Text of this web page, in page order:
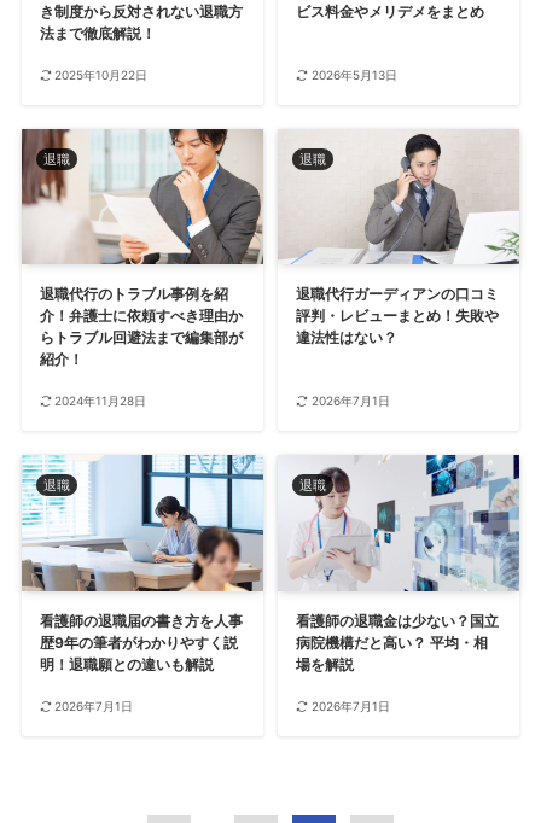
き制度から反対されない退職方
法まで徹底解説！
2025年10月22日
ビス料金やメリデメをまとめ
2026年5月13日
退職
退職代行のトラブル事例を紹
介！弁護士に依頼すべき理由か
らトラブル回避法まで編集部が
紹介！
2024年11月28日
退職
退職代行ガーディアンの口コミ
評判・レビューまとめ！失敗や
違法性はない？
2026年7月1日
退職
看護師の退職届の書き方を人事
歴9年の筆者がわかりやすく説
明！退職願との違いも解説
2026年7月1日
退職
看護師の退職金は少ない？国立
病院機構だと高い？ 平均・相
場を解説
2026年7月1日